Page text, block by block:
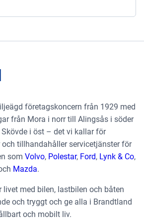
företagskoncern från 1929 med
från Mora i norr till Alingsås i söder
i öst – det vi kallar för
tillhandahåller servicetjänster för
som Volvo, Polestar, Ford, Lynk & Co,
Mazda.
med bilen, lastbilen och båten
och tryggt och ge alla i Brandtland
och mobilt liv.